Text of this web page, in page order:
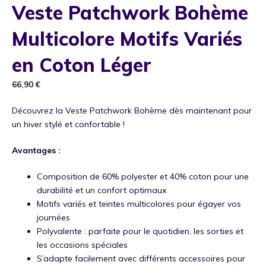
Veste Patchwork Bohème
Multicolore Motifs Variés
en Coton Léger
66,90€
Découvrez la Veste Patchwork Bohème dès maintenant pour
un hiver stylé et confortable !
Avantages :
Composition de 60% polyester et 40% coton pour une
durabilité et un confort optimaux
Motifs variés et teintes multicolores pour égayer vos
journées
Polyvalente : parfaite pour le quotidien, les sorties et
les occasions spéciales
S’adapte facilement avec différents accessoires pour